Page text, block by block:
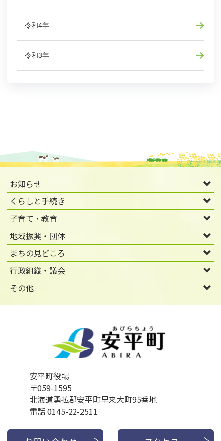
令和4年
令和3年
お知らせ
くらしと手続き
子育て・教育
地域振興・団体
まちの見どころ
行政組織・議会
その他
安平町役場
〒059-1595
北海道勇払郡安平町早来大町95番地
電話 0145-22-2511